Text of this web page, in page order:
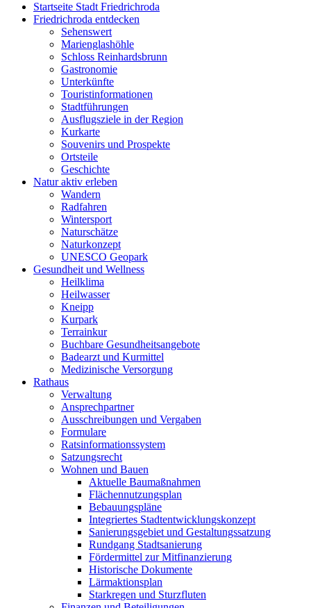
Startseite Stadt Friedrichroda
Friedrichroda entdecken
Sehenswert
Marienglashöhle
Schloss Reinhardsbrunn
Gastronomie
Unterkünfte
Touristinformationen
Stadtführungen
Ausflugsziele in der Region
Kurkarte
Souvenirs und Prospekte
Ortsteile
Geschichte
Natur aktiv erleben
Wandern
Radfahren
Wintersport
Naturschätze
Naturkonzept
UNESCO Geopark
Gesundheit und Wellness
Heilklima
Heilwasser
Kneipp
Kurpark
Terrainkur
Buchbare Gesundheitsangebote
Badearzt und Kurmittel
Medizinische Versorgung
Rathaus
Verwaltung
Ansprechpartner
Ausschreibungen und Vergaben
Formulare
Ratsinformationssystem
Satzungsrecht
Wohnen und Bauen
Aktuelle Baumaßnahmen
Flächennutzungsplan
Bebauungspläne
Integriertes Stadtentwicklungskonzept
Sanierungsgebiet und Gestaltungssatzung
Rundgang Stadtsanierung
Fördermittel zur Mitfinanzierung
Historische Dokumente
Lärmaktionsplan
Starkregen und Sturzfluten